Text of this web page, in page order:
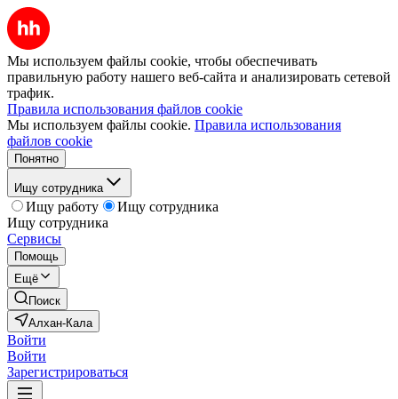
Мы используем файлы cookie, чтобы обеспечивать
правильную работу нашего веб-сайта и анализировать сетевой
трафик.
Правила использования файлов cookie
Мы используем файлы cookie. Правила использования
файлов cookie
Понятно
Ищу сотрудника
Ищу работу
Ищу сотрудника
Ищу сотрудника
Сервисы
Помощь
Ещё
Поиск
Алхан-Кала
Войти
Войти
Зарегистрироваться